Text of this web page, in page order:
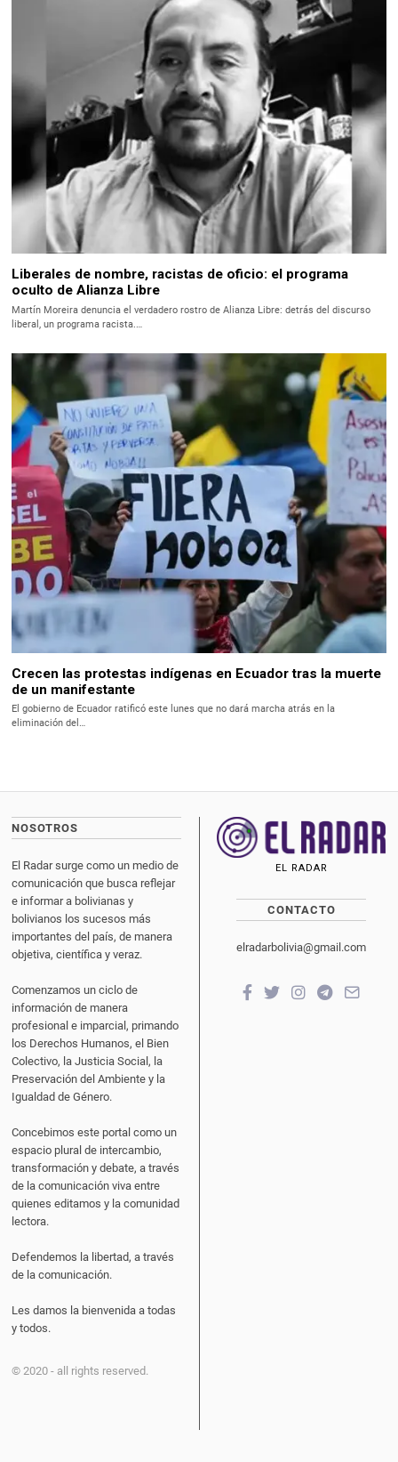
Liberales de nombre, racistas de oficio: el programa
oculto de Alianza Libre
Martín Moreira denuncia el verdadero rostro de Alianza Libre: detrás del discurso
liberal, un programa racista.…
Crecen las protestas indígenas en Ecuador tras la muerte
de un manifestante
El gobierno de Ecuador ratificó este lunes que no dará marcha atrás en la
eliminación del…
NOSOTROS
El Radar surge como un medio de
comunicación que busca reflejar
e informar a bolivianas y
bolivianos los sucesos más
importantes del país, de manera
objetiva, científica y veraz.
Comenzamos un ciclo de
información de manera
profesional e imparcial, primando
los Derechos Humanos, el Bien
Colectivo, la Justicia Social, la
Preservación del Ambiente y la
Igualdad de Género.
Concebimos este portal como un
espacio plural de intercambio,
transformación y debate, a través
de la comunicación viva entre
quienes editamos y la comunidad
lectora.
Defendemos la libertad, a través
de la comunicación.
Les damos la bienvenida a todas
y todos.
© 2020 - all rights reserved.
EL RADAR
CONTACTO
elradarbolivia@gmail.com